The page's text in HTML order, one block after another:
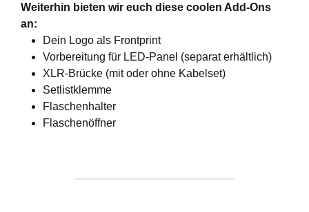
Weiterhin bieten wir euch diese coolen Add-Ons
an:
Dein Logo als Frontprint
Vorbereitung für LED-Panel (separat erhältlich)
XLR-Brücke (mit oder ohne Kabelset)
Setlistklemme
Flaschenhalter
Flaschenöffner